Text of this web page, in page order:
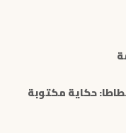
حكاية مكتوبة